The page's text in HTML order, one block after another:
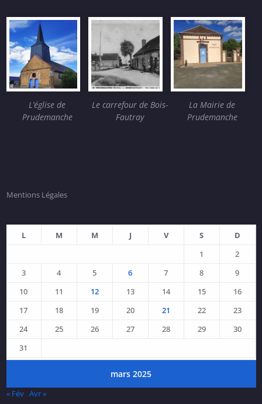
L’église de
Prudemanche
Le carrefour de Bois-
Fautray
La Mairie de
Prudemanche
Mentions Légales
mars 2025
L M M J V S
D
1
2
3
4 5 6 7 8
9
10
11 12 13 14 15
16
17
18 19 20 21 22
23
24
25 26 27 28 29
30
31
« Fév Avr »